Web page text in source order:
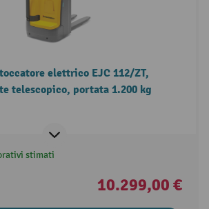
elettrico EJC 112/ZT,
telescopico, portata 1.200 kg
stimati
10.299,00 €